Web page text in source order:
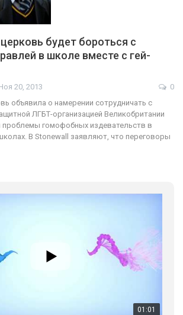
будет бороться с
в школе вместе с гей-
20, 2013
0
объявила о намерении сотрудничать с
ЛГБТ-организацией Великобритании
проблемы гомофобных издевательств в
В Stonewall заявляют, что переговоры
01:01